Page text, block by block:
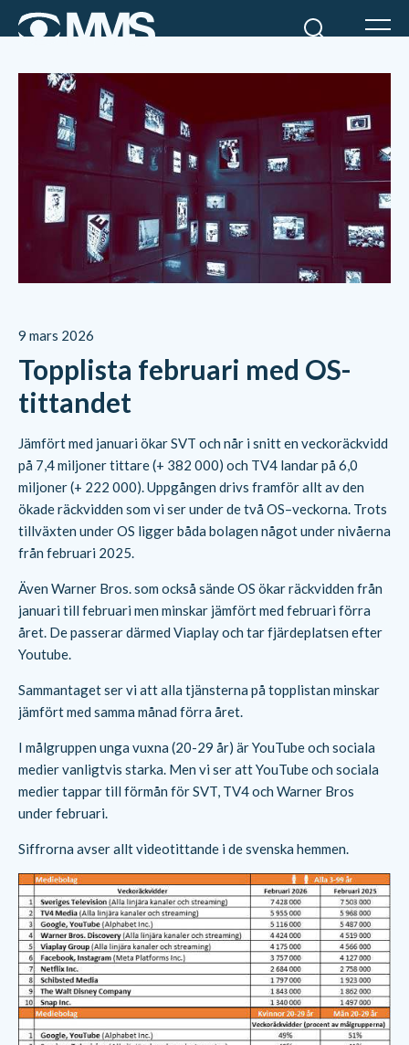
9 mars 2026
Topplista februari med OS-
tittandet
Jämfört med januari ökar SVT och når i snitt en veckoräckvidd
på 7,4 miljoner tittare (+ 382 000) och TV4 landar på 6,0
miljoner (+ 222 000). Uppgången drivs framför allt av den
ökade räckvidden som vi ser under de två OS–veckorna. Trots
tillväxten under OS ligger båda bolagen något under nivåerna
från februari 2025.
Även Warner Bros. som också sände OS ökar räckvidden från
januari till februari men minskar jämfört med februari förra
året. De passerar därmed Viaplay och tar fjärdeplatsen efter
Youtube.
Sammantaget ser vi att alla tjänsterna på topplistan minskar
jämfört med samma månad förra året.
I målgruppen unga vuxna (20-29 år) är YouTube och sociala
medier vanligtvis starka. Men vi ser att YouTube och sociala
medier tappar till förmån för SVT, TV4 och Warner Bros
under februari.
Siffrorna avser allt videotittande i de svenska hemmen.